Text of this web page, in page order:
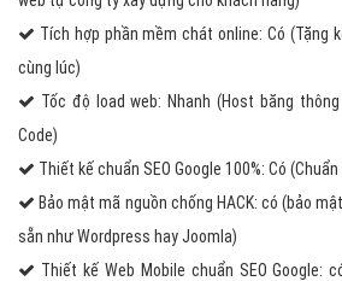
Tích hợp phần mềm chát online: Có (Tặng
cùng lúc)
Tốc độ load web: Nhanh (Host băng
Code)
Thiết kế chuẩn SEO Google 100%: Có
Bảo mật mã nguồn chống HACK: có (bảo
sẵn như Wordpress hay Joomla)
Thiết kế Web Mobile chuẩn SEO Google: